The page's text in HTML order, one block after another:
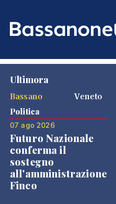
Ultimora
Bassano
Veneto
Politica
07 ago 2026
Futuro Nazionale
conferma il
sostegno
all'amministrazione
Finco